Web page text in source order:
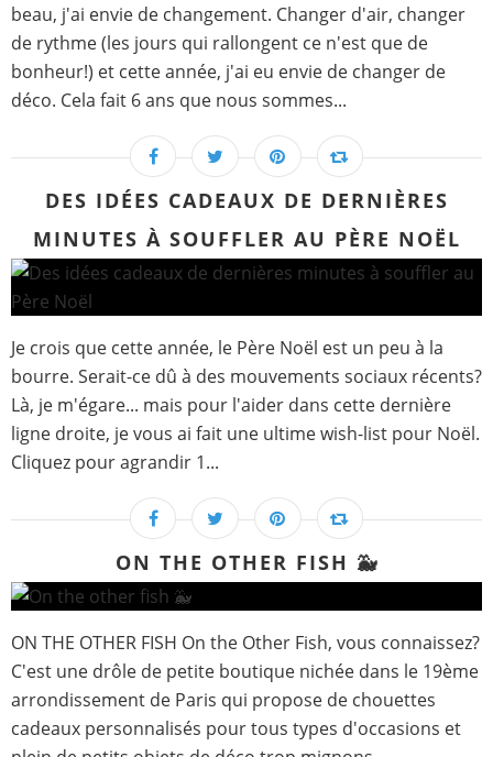
beau, j'ai envie de changement. Changer d'air, changer
de rythme (les jours qui rallongent ce n'est que de
bonheur!) et cette année, j'ai eu envie de changer de
déco. Cela fait 6 ans que nous sommes...
DES IDÉES CADEAUX DE DERNIÈRES
MINUTES À SOUFFLER AU PÈRE NOËL
Je crois que cette année, le Père Noël est un peu à la
bourre. Serait-ce dû à des mouvements sociaux récents?
Là, je m'égare... mais pour l'aider dans cette dernière
ligne droite, je vous ai fait une ultime wish-list pour Noël.
Cliquez pour agrandir 1...
ON THE OTHER FISH 🐳
ON THE OTHER FISH On the Other Fish, vous connaissez?
C'est une drôle de petite boutique nichée dans le 19ème
arrondissement de Paris qui propose de chouettes
cadeaux personnalisés pour tous types d'occasions et